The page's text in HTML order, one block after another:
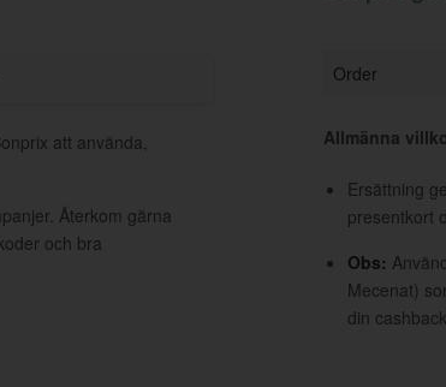
att använda,
Återkom gärna
och bra
Order
Allmänna
Ersättning
presentkort
Obs:
Mecenat)
din